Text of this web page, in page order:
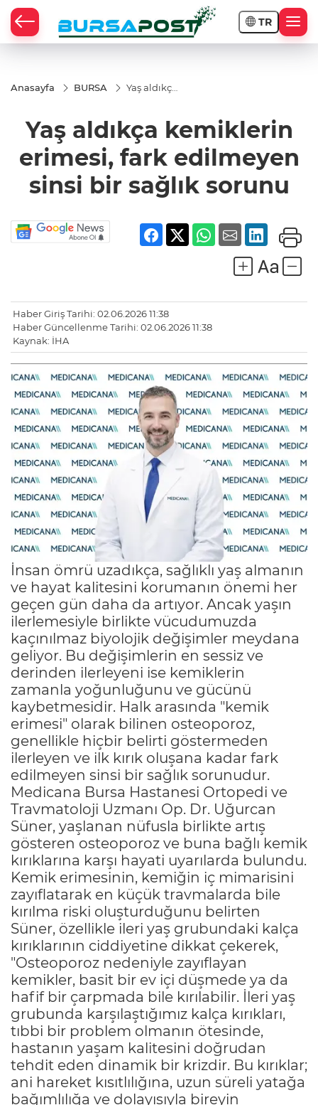
TR
Anasayfa BURSA
Yaş aldıkça
edilmeyen
sinsi bir
sağlık
sorunu
Yaş aldıkça kemiklerin
erimesi, fark edilmeyen
sinsi bir sağlık sorunu
Haber Giriş Tarihi: 02.06.2026 11:38
Haber Güncellenme Tarihi: 02.06.2026 11:38
Kaynak: İHA
İnsan ömrü uzadıkça, sağlıklı yaş almanın
ve hayat kalitesini korumanın önemi her
geçen gün daha da artıyor. Ancak yaşın
ilerlemesiyle birlikte vücudumuzda
kaçınılmaz biyolojik değişimler meydana
geliyor. Bu değişimlerin en sessiz ve
derinden ilerleyeni ise kemiklerin
zamanla yoğunluğunu ve gücünü
kaybetmesidir. Halk arasında "kemik
erimesi" olarak bilinen osteoporoz,
genellikle hiçbir belirti göstermeden
ilerleyen ve ilk kırık oluşana kadar fark
edilmeyen sinsi bir sağlık sorunudur.
Medicana Bursa Hastanesi Ortopedi ve
Travmatoloji Uzmanı Op. Dr. Uğurcan
Süner, yaşlanan nüfusla birlikte artış
gösteren osteoporoz ve buna bağlı kemik
kırıklarına karşı hayati uyarılarda bulundu.
Kemik erimesinin, kemiğin iç mimarisini
zayıflatarak en küçük travmalarda bile
kırılma riski oluşturduğunu belirten
Süner, özellikle ileri yaş grubundaki kalça
kırıklarının ciddiyetine dikkat çekerek,
"Osteoporoz nedeniyle zayıflayan
kemikler, basit bir ev içi düşmede ya da
hafif bir çarpmada bile kırılabilir. İleri yaş
grubunda karşılaştığımız kalça kırıkları,
tıbbi bir problem olmanın ötesinde,
hastanın yaşam kalitesini doğrudan
tehdit eden dinamik bir krizdir. Bu kırıklar;
ani hareket kısıtlılığına, uzun süreli yatağa
bağımlılığa ve dolayısıyla bireyin